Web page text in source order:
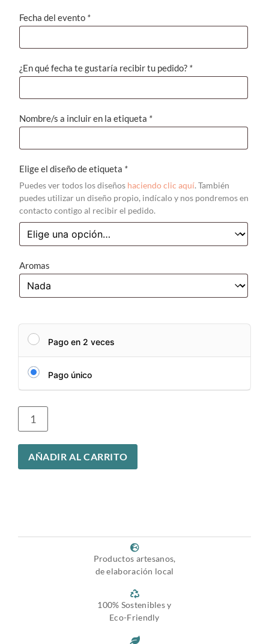
Fecha del evento *
¿En qué fecha te gustaría recibir tu pedido? *
Nombre/s a incluir en la etiqueta *
Elige el diseño de etiqueta *
Puedes ver todos los diseños haciendo clic aquí. También
puedes utilizar un diseño propio, indícalo y nos pondremos en
contacto contigo al recibir el pedido.
Aromas
Pago en 2 veces
Pago único
AÑADIR AL CARRITO
Productos artesanos,
de elaboración local
100% Sostenibles y
Eco-Friendly